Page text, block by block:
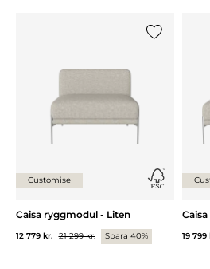
Customise
Caisa ryggmodul - Liten
12 779 kr. 21 299 kr. Spara 40% 19 799